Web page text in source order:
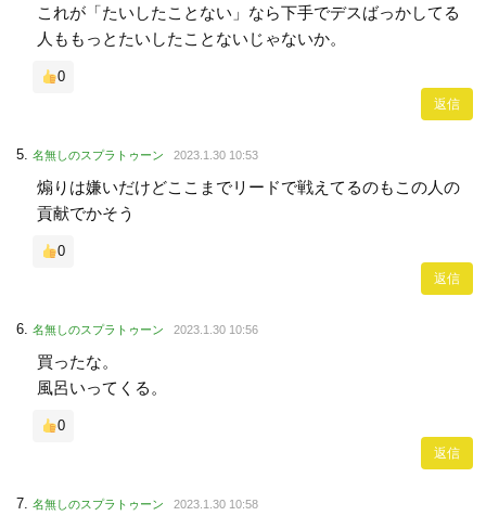
これが「たいしたことない」なら下手でデスばっかしてる
人ももっとたいしたことないじゃないか。
0
返信
名無しのスプラトゥーン 2023.1.30 10:53
煽りは嫌いだけどここまでリードで戦えてるのもこの人の
貢献でかそう
0
返信
名無しのスプラトゥーン 2023.1.30 10:56
買ったな。
風呂いってくる。
0
返信
名無しのスプラトゥーン 2023.1.30 10:58